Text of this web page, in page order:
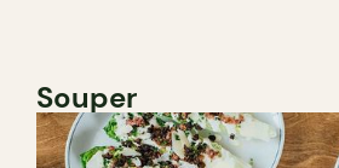
Souper